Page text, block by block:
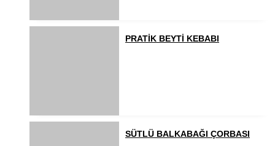
PRATİK BEYTİ KEBABI
SÜTLÜ BALKABAĞI ÇORBASI